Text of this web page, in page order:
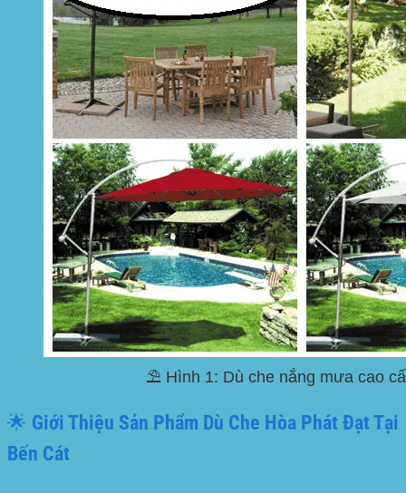
⛱️ Hình 1: Dù che nắng mưa cao
🌟 Giới Thiệu Sản Phẩm Dù Che Hòa Phát Đạt Tại
Bến Cát